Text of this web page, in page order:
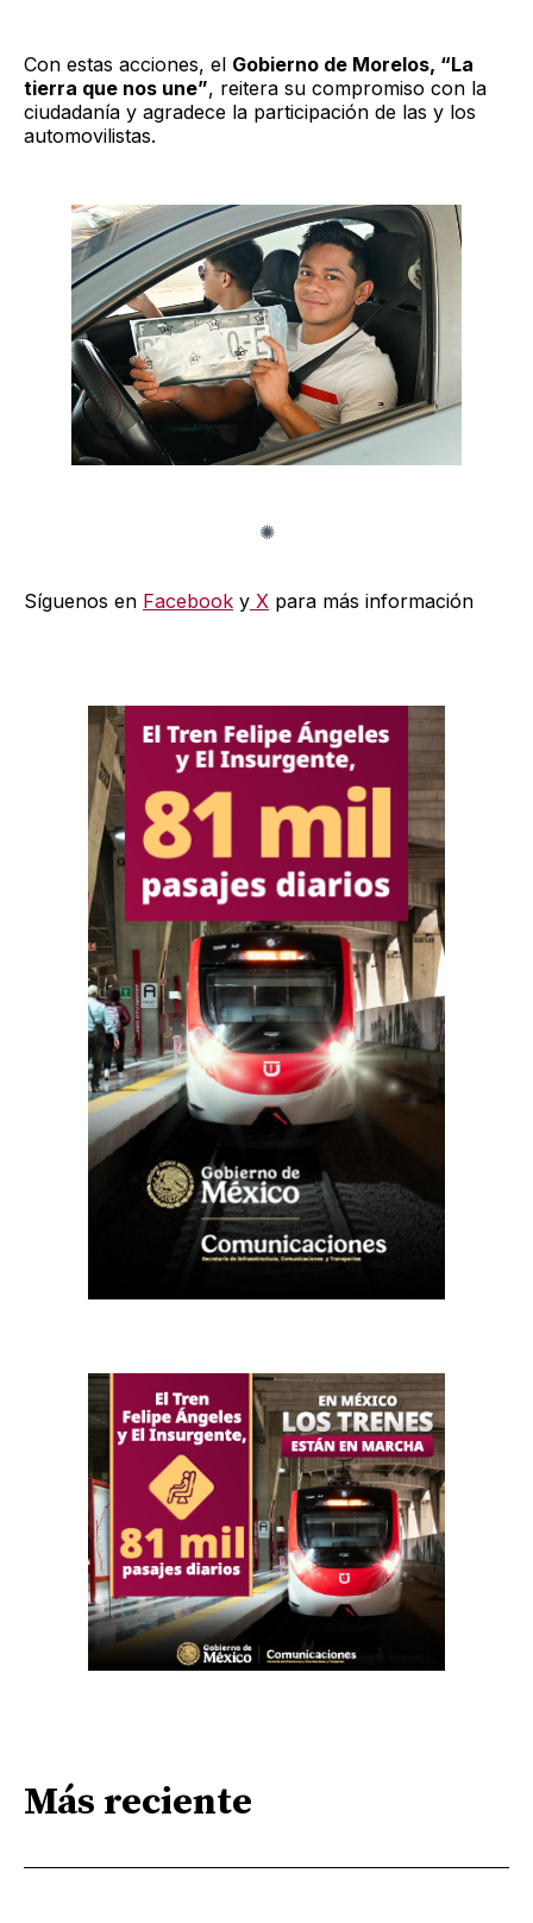
Con estas acciones, el Gobierno de Morelos, “La
tierra que nos une”, reitera su compromiso con la
ciudadanía y agradece la participación de las y los
automovilistas.
Síguenos en Facebook y X para más información
Más reciente